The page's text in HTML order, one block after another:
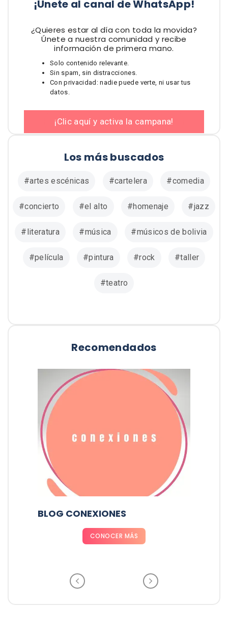
¡Únete al canal de WhatsApp!
¿Quieres estar al día con toda la movida?
Únete a nuestra comunidad y recibe
información de primera mano.
Solo contenido relevante.
Sin spam, sin distracciones.
Con privacidad: nadie puede verte, ni usar tus
datos.
¡Clic aquí y activa la campana!
Los más buscados
artes escénicas cartelera comedia
concierto el alto homenaje jazz
literatura música músicos de bolivia
película pintura rock taller
teatro
Recomendados
RADIO PARÍS LA PAZ
CONOCER MÁS